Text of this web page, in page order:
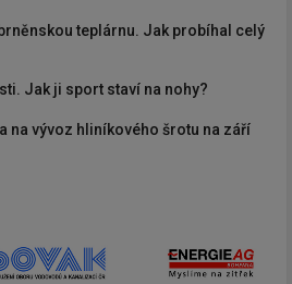
teplárnu. Jak probíhal celý
Jak ji sport staví na nohy?
na vývoz hliníkového šrotu na září